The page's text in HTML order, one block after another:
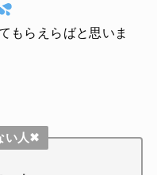
もらえらばと思いま
い人✖